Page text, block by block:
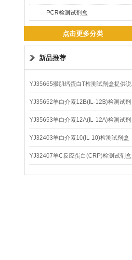
PCR检测试剂盒
点击更多分类
新品推荐
YJ35665猴肌钙蛋白T检测试剂盒提供说
明书
YJ35652羊白介素12B(IL-12B)检测试剂
盒
YJ35653羊白介素12A(IL-12A)检测试剂
盒
YJ32403羊白介素10(IL-10)检测试剂盒
YJ32407羊C反应蛋白(CRP)检测试剂盒